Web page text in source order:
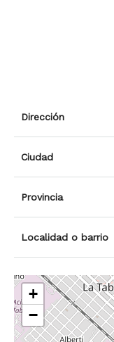
Dirección
Ciudad
Provincia
Localidad o barrio
+
−